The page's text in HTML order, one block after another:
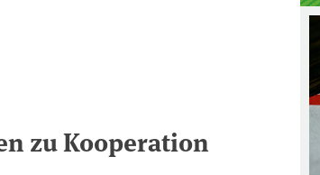
zu Kooperation